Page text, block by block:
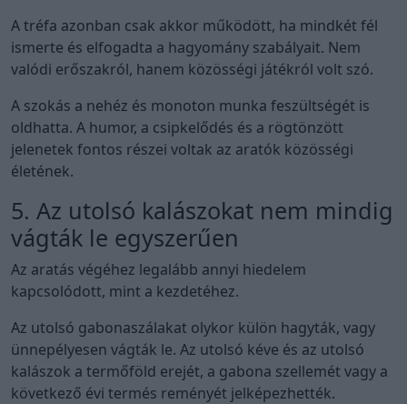
A tréfa azonban csak akkor működött, ha mindkét fél
ismerte és elfogadta a hagyomány szabályait. Nem
valódi erőszakról, hanem közösségi játékról volt szó.
A szokás a nehéz és monoton munka feszültségét is
oldhatta. A humor, a csipkelődés és a rögtönzött
jelenetek fontos részei voltak az aratók közösségi
életének.
5. Az utolsó kalászokat nem mindig
vágták le egyszerűen
Az aratás végéhez legalább annyi hiedelem
kapcsolódott, mint a kezdetéhez.
Az utolsó gabonaszálakat olykor külön hagyták, vagy
ünnepélyesen vágták le. Az utolsó kéve és az utolsó
kalászok a termőföld erejét, a gabona szellemét vagy a
következő évi termés reményét jelképezhették.